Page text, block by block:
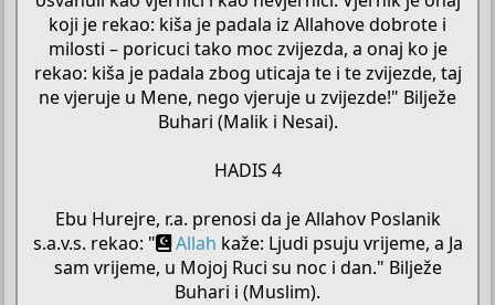
koji je rekao: kiša je padala iz Allahove dobrote i
milosti – poricuci tako moc zvijezda, a onaj ko je
rekao: kiša je padala zbog uticaja te i te zvijezde, taj
ne vjeruje u Mene, nego vjeruje u zvijezde!" Bilježe
Buhari (Malik i Nesai).
HADIS 4
Ebu Hurejre, r.a. prenosi da je Allahov Poslanik
s.a.v.s. rekao: "
Allah kaže: Ljudi psuju vrijeme, a Ja
sam vrijeme, u Mojoj Ruci su noc i dan." Bilježe
Buhari i (Muslim).